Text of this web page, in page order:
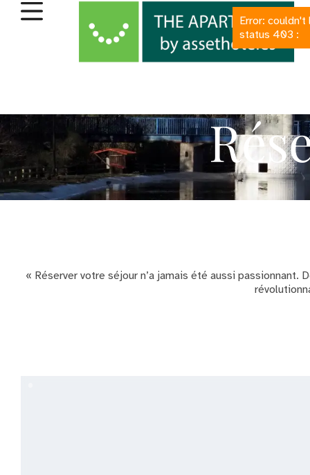
« Réserver votre séjour n’a jamais été aussi
Error:
status 403 :